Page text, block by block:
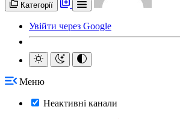
Категорії
Увійти через Google
Меню
Неактивні канали